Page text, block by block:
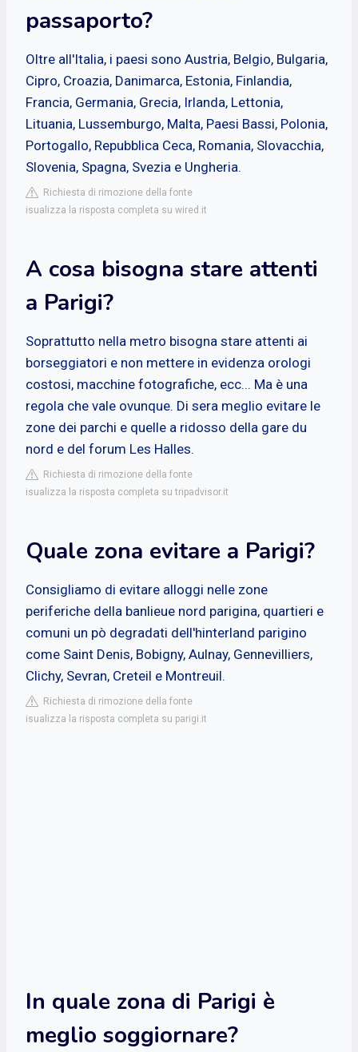
passaporto?
Oltre all'Italia, i paesi sono Austria, Belgio, Bulgaria,
Cipro, Croazia, Danimarca, Estonia, Finlandia,
Francia, Germania, Grecia, Irlanda, Lettonia,
Lituania, Lussemburgo, Malta, Paesi Bassi, Polonia,
Portogallo, Repubblica Ceca, Romania, Slovacchia,
Slovenia, Spagna, Svezia e Ungheria.
Richiesta di rimozione della fonte
isualizza la risposta completa su wired.it
A cosa bisogna stare attenti
a Parigi?
Soprattutto nella metro bisogna stare attenti ai
borseggiatori e non mettere in evidenza orologi
costosi, macchine fotografiche, ecc... Ma è una
regola che vale ovunque. Di sera meglio evitare le
zone dei parchi e quelle a ridosso della gare du
nord e del forum Les Halles.
Richiesta di rimozione della fonte
isualizza la risposta completa su tripadvisor.it
Quale zona evitare a Parigi?
Consigliamo di evitare alloggi nelle zone
periferiche della banlieue nord parigina, quartieri e
comuni un pò degradati dell'hinterland parigino
come Saint Denis, Bobigny, Aulnay, Gennevilliers,
Clichy, Sevran, Creteil e Montreuil.
Richiesta di rimozione della fonte
isualizza la risposta completa su parigi.it
In quale zona di Parigi è
meglio soggiornare?